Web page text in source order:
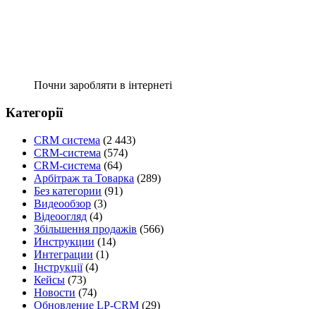
Почни заробляти в інтернеті
Категорії
CRM система (2 443)
CRM-система (574)
CRM-система (64)
Арбітраж та Товарка (289)
Без категории (91)
Видеообзор (3)
Відеоогляд (4)
Збільшення продажів (566)
Инструкции (14)
Интеграции (1)
Інструкції(4)
Кейсы (73)
Новости (74)
Обновление LP-CRM (29)